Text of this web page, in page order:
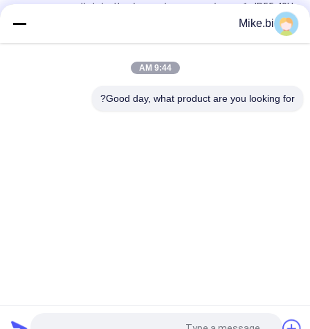
IP55 40U مكيف هواء مقصورة واحدة مقاوم للعوامل الجوية
صندوق إلكترونيات
Mike.bi
9:44 AM
Good day, what product are you looking for?